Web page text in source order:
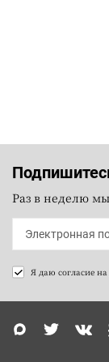
Раз в неделю
Я даю согласие на